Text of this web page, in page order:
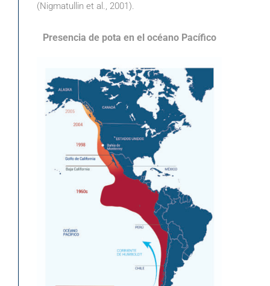
(Nigmatullin et al., 2001).
Presencia de pota en el océano Pacífico